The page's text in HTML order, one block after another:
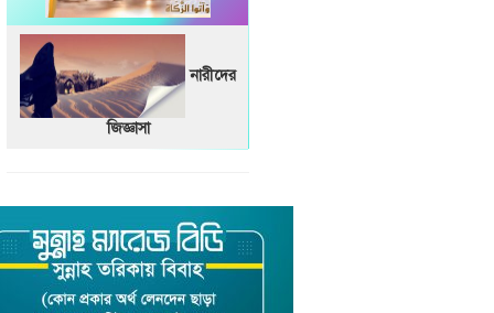
নারীদের
জিজ্ঞাসা